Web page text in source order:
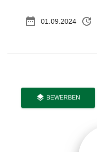
date_range 01.09.2024 update
layers BEWERBEN